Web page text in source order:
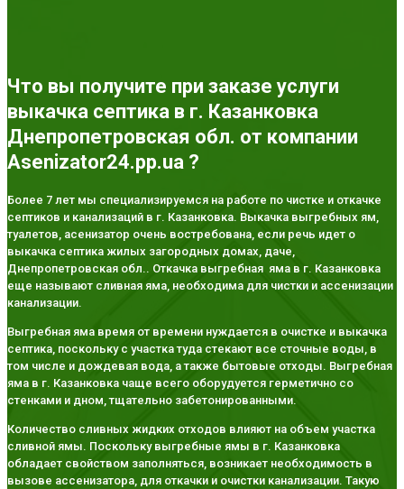
Что вы получите при заказе услуги
выкачка септика в г. Казанковка
Днепропетровская обл. от компании
Asenizator24.pp.ua ?
Более 7 лет мы специализируемся на работе по чистке и откачке
септиков и канализаций в г. Казанковка. Выкачка выгребных ям,
туалетов, асенизатор очень востребована, если речь идет о
выкачка септика жилых загородных домах, даче,
Днепропетровская обл.. Откачка выгребная яма в г. Казанковка
еще называют сливная яма, необходима для чистки и ассенизации
канализации.
Выгребная яма время от времени нуждается в очистке и выкачка
септика, поскольку с участка туда стекают все сточные воды, в
том числе и дождевая вода, а также бытовые отходы. Выгребная
яма в г. Казанковка чаще всего оборудуется герметично со
стенками и дном, тщательно забетонированными.
Количество сливных жидких отходов влияют на объем участка
сливной ямы. Поскольку выгребные ямы в г. Казанковка
обладает свойством заполняться, возникает необходимость в
вызове ассенизатора, для откачки и очистки канализации. Такую